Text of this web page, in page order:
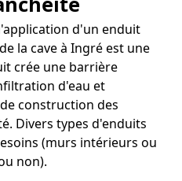
d'un enduit
la cave à Ingré est une
crée une barrière
d'eau et
construction des
Divers types d'enduits
(murs intérieurs ou
non).